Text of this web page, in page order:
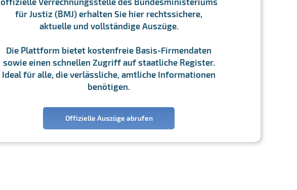
für Justiz (BMJ) erhalten Sie hier rechtssichere,
aktuelle und vollständige Auszüge.
Die Plattform bietet kostenfreie Basis-Firmendaten
sowie einen schnellen Zugriff auf staatliche Register.
Ideal für alle, die verlässliche, amtliche Informationen
benötigen.
Offizielle Auszüge abrufen